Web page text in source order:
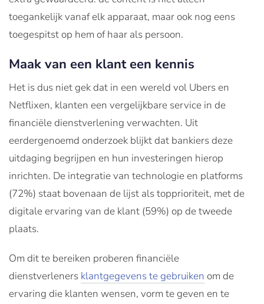
toegankelijk vanaf elk apparaat, maar ook nog eens
toegespitst op hem of haar als persoon.
Maak van een klant een kennis
Het is dus niet gek dat in een wereld vol Ubers en
Netflixen, klanten een vergelijkbare service in de
financiële dienstverlening verwachten. Uit
eerdergenoemd onderzoek blijkt dat bankiers deze
uitdaging begrijpen en hun investeringen hierop
inrichten. De integratie van technologie en platforms
(72%) staat bovenaan de lijst als topprioriteit, met de
digitale ervaring van de klant (59%) op de tweede
plaats.
Om dit te bereiken proberen financiële
dienstverleners klantgegevens te gebruiken om de
ervaring die klanten wensen, vorm te geven en te